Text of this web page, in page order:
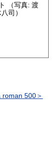
（写真: 渡
司）
roman 500＞